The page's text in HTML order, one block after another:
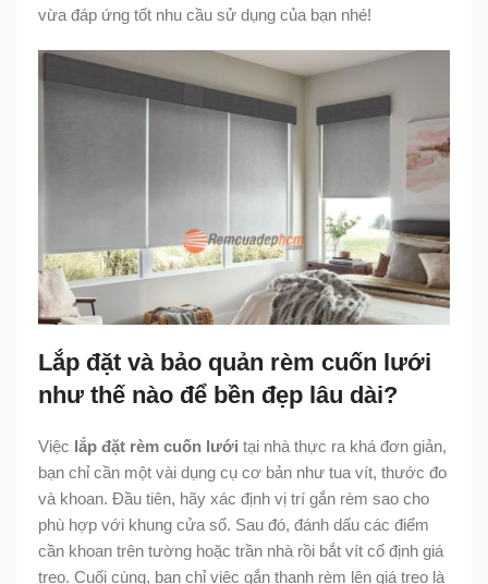
vừa đáp ứng tốt nhu cầu sử dụng của bạn nhé!
Lắp đặt và bảo quản rèm cuốn lưới
như thế nào để bền đẹp lâu dài?
Việc lắp đặt rèm cuốn lưới tại nhà thực ra khá đơn giản,
bạn chỉ cần một vài dụng cụ cơ bản như tua vít, thước đo
và khoan. Đầu tiên, hãy xác định vị trí gắn rèm sao cho
phù hợp với khung cửa sổ. Sau đó, đánh dấu các điểm
cần khoan trên tường hoặc trần nhà rồi bắt vít cố định giá
treo. Cuối cùng, bạn chỉ việc gắn thanh rèm lên giá treo là